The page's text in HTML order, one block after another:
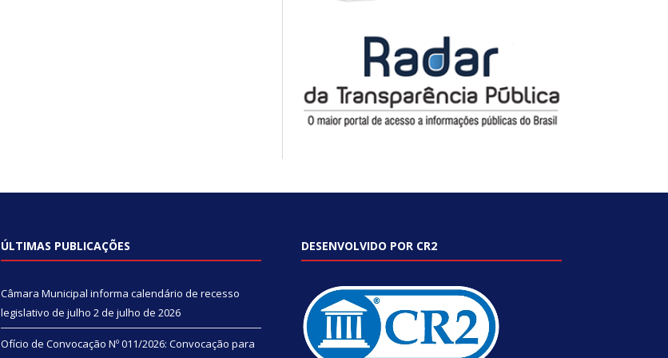
ÚLTIMAS PUBLICAÇÕES
Câmara Municipal informa calendário de recesso
legislativo de julho 2 de julho de 2026
Ofício de Convocação Nº 011/2026: Convocação para
DESENVOLVIDO POR CR2